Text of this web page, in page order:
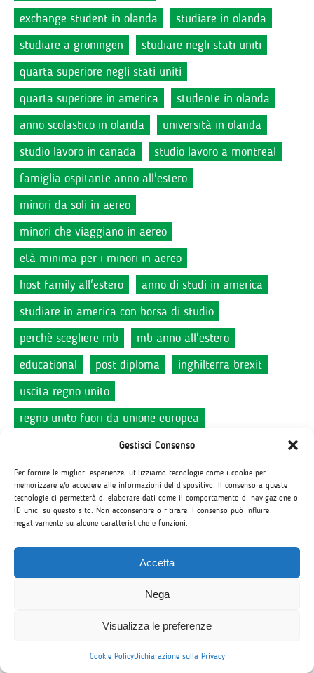
Gestisci Consenso
Per fornire le migliori esperienze, utilizziamo tecnologie come i cookie per
memorizzare e/o accedere alle informazioni del dispositivo. Il consenso a queste
tecnologie ci permetterà di elaborare dati come il comportamento di navigazione o
ID unici su questo sito. Non acconsentire o ritirare il consenso può influire
negativamente su alcune caratteristiche e funzioni.
Accetta
Nega
Visualizza le preferenze
Cookie PolicyDichiarazione sulla Privacy
exchange student in olanda
studiare in olanda
studiare a groningen
studiare negli stati uniti
quarta superiore negli stati uniti
quarta superiore in america
studente in olanda
anno scolastico in olanda
università in olanda
studio lavoro in canada
studio lavoro a montreal
famiglia ospitante anno all'estero
minori da soli in aereo
minori che viaggiano in aereo
età minima per i minori in aereo
host family all'estero
anno di studi in america
studiare in america con borsa di studio
perchè scegliere mb
mb anno all'estero
educational
post diploma
inghilterra brexit
uscita regno unito
regno unito fuori da unione europea
anno scolastico a Bournemouth
anno scolastico in california
exchange student in inghilterra
exchange student a san diego
exchange student a los angeles
curiosità sulla california
piatti tipici canadesi
mb nelle scuole
giorno del ringraziamento
exchange student in australia
anno all'estero